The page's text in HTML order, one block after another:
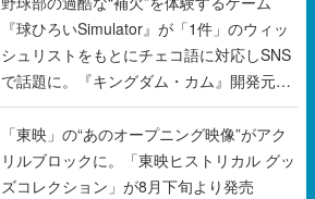
『球ひろいSimulator』が「1件」のウィッ
シュリストをもとにチェコ語に対応しSNS
で話題に。『キングダム・カム』開発元や
チェコのプロ野球選手から称賛の声
「東映」の“あのオープニング映像”がアク
リルブロックに。「東映ヒストリカル グッ
ズコレクション」が8月下旬より発売